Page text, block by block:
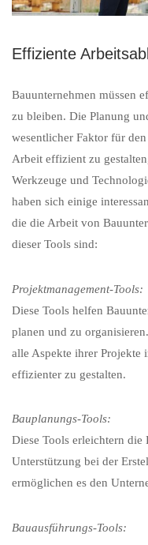
Effiziente
Bauunternehmen müssen
zu bleiben. Die Planung
wesentlicher Faktor für
Arbeit effizient zu
Werkzeuge und
haben sich einige
die die Arbeit von
dieser Tools sind:
Projektmanagement-Tools:
Diese Tools helfen
planen und zu
alle Aspekte ihrer
effizienter zu gestalten.
Bauplanungs-Tools:
Diese Tools erleichtern die
Unterstützung bei der
ermöglichen es den
Bauausführungs-Tools: